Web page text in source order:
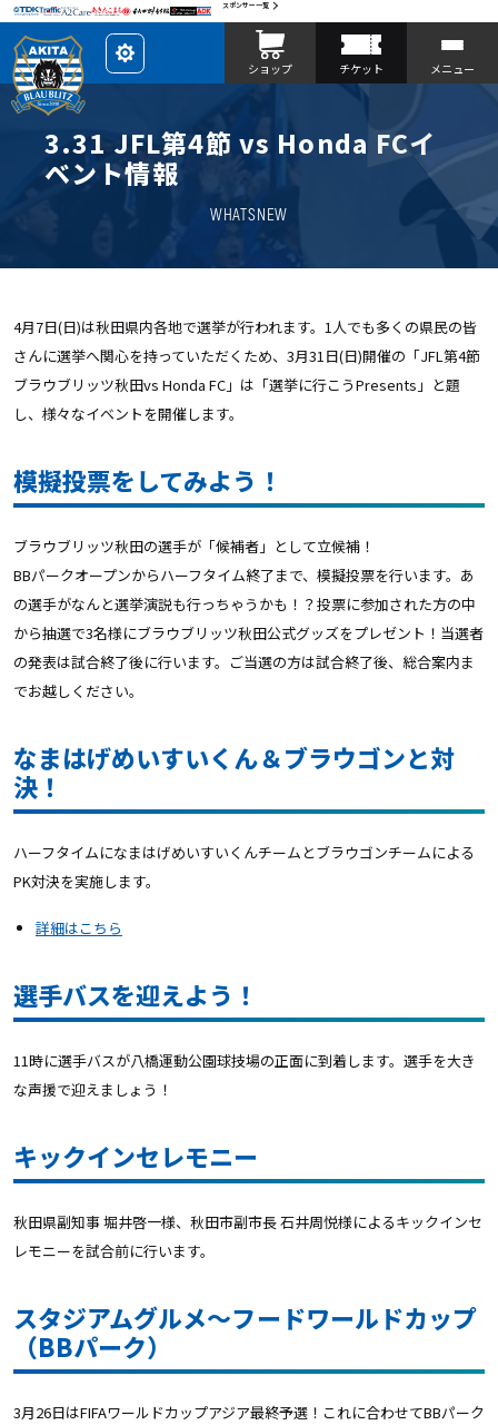
スポンサー一覧
レ
イ
ア
を
カ
ス
タ
マ
ショップ チケット メニュー
3.31 JFL第4節 vs Honda FCイ
ベント情報
WHATSNEW
4月7日(日)は秋田県内各地で選挙が行われます。1人でも多くの県民の皆
さんに選挙へ関心を持っていただくため、3月31日(日)開催の「JFL第4節
ブラウブリッツ秋田vs Honda FC」は「選挙に行こうPresents」と題
し、様々なイベントを開催します。
模擬投票をしてみよう！
ブラウブリッツ秋田の選手が「候補者」として立候補！
BBパークオープンからハーフタイム終了まで、模擬投票を行います。あ
の選手がなんと選挙演説も行っちゃうかも！？投票に参加された方の中
から抽選で3名様にブラウブリッツ秋田公式グッズをプレゼント！当選者
の発表は試合終了後に行います。ご当選の方は試合終了後、総合案内ま
でお越しください。
なまはげめいすいくん＆ブラウゴンと対
決！
ハーフタイムになまはげめいすいくんチームとブラウゴンチームによる
PK対決を実施します。
詳細はこちら
選手バスを迎えよう！
11時に選手バスが八橋運動公園球技場の正面に到着します。選手を大き
な声援で迎えましょう！
キックインセレモニー
秋田県副知事 堀井啓一様、秋田市副市長 石井周悦様によるキックインセ
レモニーを試合前に行います。
スタジアムグルメ〜フードワールドカップ
（BBパーク）
3月26日はFIFAワールドカップアジア最終予選！これに合わせてBBパーク